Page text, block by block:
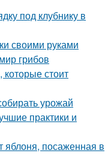
под клубнику в
своими руками
грибов
стоит
урожай
практики и
яблоня, посаженная в